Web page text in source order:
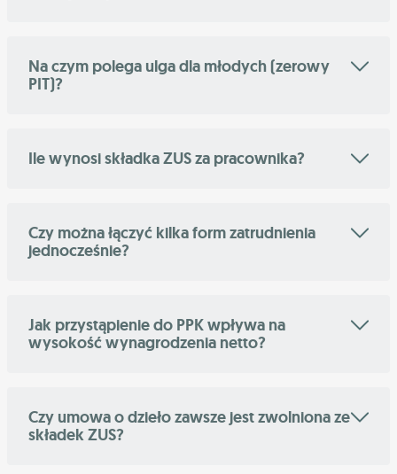
Na czym polega ulga dla młodych (zerowy
PIT)?
Ile wynosi składka ZUS za pracownika?
Czy można łączyć kilka form zatrudnienia
jednocześnie?
Jak przystąpienie do PPK wpływa na
wysokość wynagrodzenia netto?
Czy umowa o dzieło zawsze jest zwolniona ze
składek ZUS?